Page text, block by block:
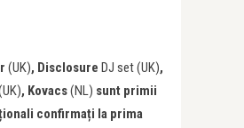
(UK), Disclosure DJ set (UK),
, Kovacs(NL) sunt primii
confirmați la prima